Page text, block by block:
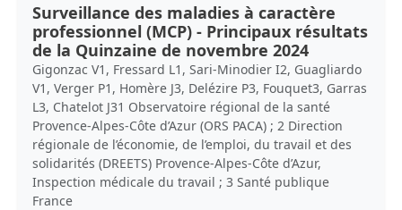
Surveillance des maladies à caractère
professionnel (MCP) - Principaux résultats
de la Quinzaine de novembre 2024
Gigonzac V1, Fressard L1, Sari-Minodier I2, Guagliardo
V1, Verger P1, Homère J3, Delézire P3, Fouquet3, Garras
L3, Chatelot J31 Observatoire régional de la santé
Provence-Alpes-Côte d’Azur (ORS PACA) ; 2 Direction
régionale de l’économie, de l’emploi, du travail et des
solidarités (DREETS) Provence-Alpes-Côte d’Azur,
Inspection médicale du travail ; 3 Santé publique
France